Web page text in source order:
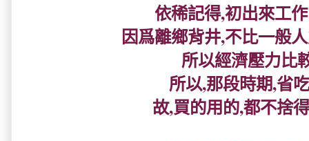
依稀記得,初出來工
因爲離鄉背井,不比一般
所以經濟壓力比
所以,那段時期,省
故,買的用的,都不捨